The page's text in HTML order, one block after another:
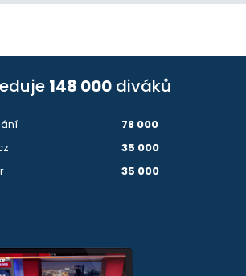
148 000 diváků
78 000
35 000
35 000